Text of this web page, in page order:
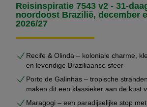
Reisinspiratie 7543 v2 - 31-
noordoost Brazilië, december
2026/27
Recife & Olinda – koloniale charme,
en levendige Braziliaanse sfeer
Porto de Galinhas – tropische
maken dit een klassieker aan de kust
Maragogi – een paradijselijke stop